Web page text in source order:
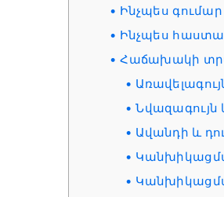
Ինչպես գումար
Ինչպես
Հաճախակի
Ավանդի և